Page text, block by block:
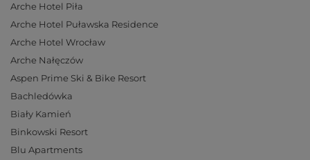
Arche Hotel Piła
Arche Hotel Puławska Residence
Arche Hotel Wrocław
Arche Nałęczów
Aspen Prime Ski & Bike Resort
Bachledówka
Biały Kamień
Binkowski Resort
Blu Apartments